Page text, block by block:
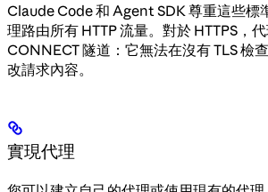
Claude Code 和 Agent SDK 尊重這些標
理路由所有 HTTP 流量。對於 HTTPS，
CONNECT 隧道：它無法在沒有 TLS 檢
改請求內容。
實現代理